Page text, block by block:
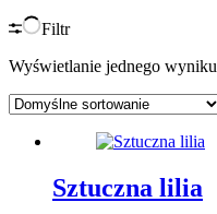
Filtr
Wyświetlanie jednego wyniku
Sztuczna lilia